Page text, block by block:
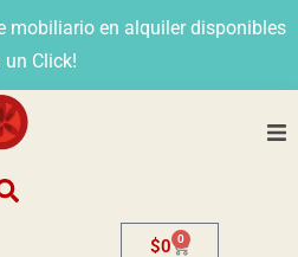
mobiliario en alquiler disponibles
un Click!
$0 0